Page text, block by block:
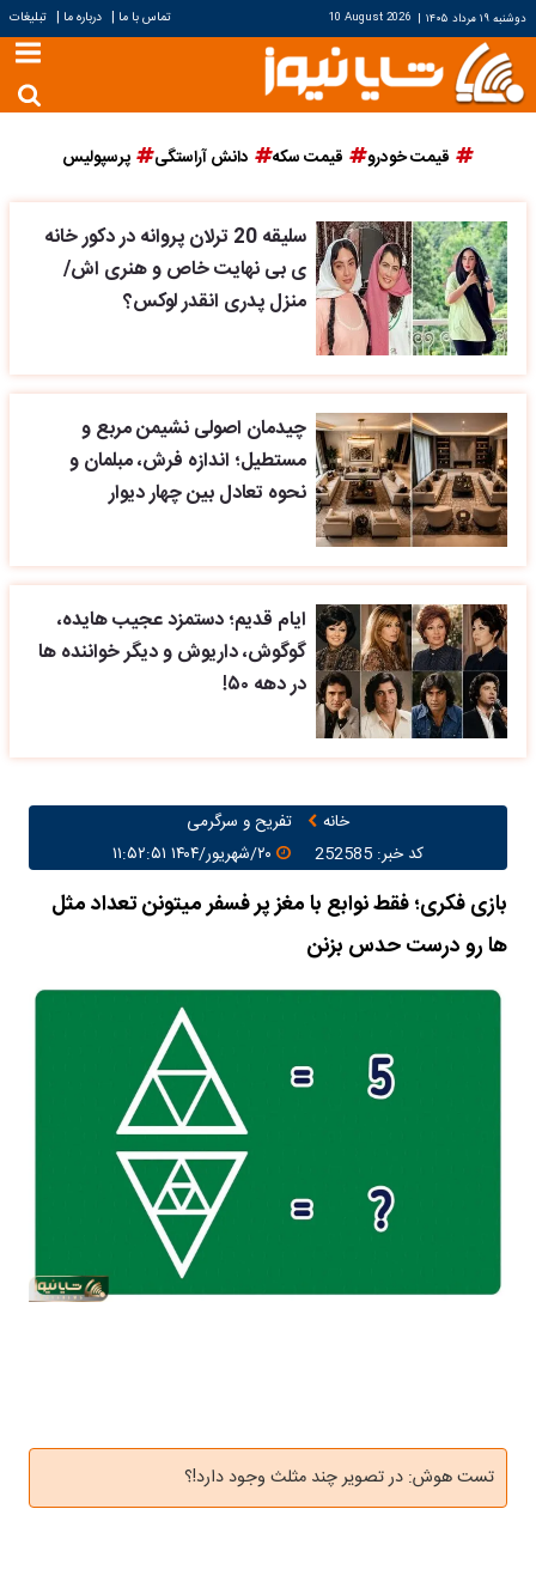
دوشنبه ۱۹ مرداد ۱۴۰۵ |
10 August 2026 تماس با ما | درباره ما | تبلیغات
قیمت خودرو قیمت سکه دانش آراستگی پرسپولیس
سلیقه 20 ترلان پروانه در دکور خانه
ی بی نهایت خاص و هنری اش/
منزل پدری انقدر لوکس؟
چیدمان اصولی نشیمن مربع و
مستطیل؛ اندازه فرش، مبلمان و
نحوه تعادل بین چهار دیوار
ایام قدیم؛ دستمزد عجیب هایده،
گوگوش، داریوش و دیگر خواننده ها
در دهه ۵۰!
خانه
تفریح و سرگرمی
کد خبر: 252585
۲۰/شهریور/۱۴۰۴ ۱۱:۵۲:۵۱
بازی فکری؛ فقط نوابع با مغز پر فسفر میتونن تعداد مثل
ها رو درست حدس بزنن
تست هوش: در تصویر چند مثلث وجود دارد!؟